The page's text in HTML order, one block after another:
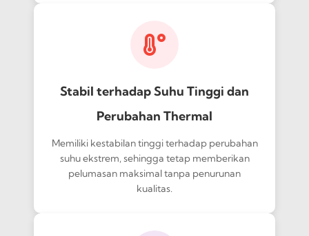
Stabil terhadap Suhu Tinggi dan
Perubahan Thermal
Memiliki kestabilan tinggi terhadap perubahan
suhu ekstrem, sehingga tetap memberikan
pelumasan maksimal tanpa penurunan
kualitas.